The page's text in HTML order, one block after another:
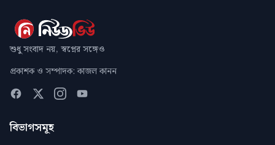
শুধু সংবাদ নয়, স্বপ্নের সঙ্গেও
প্রকাশক ও সম্পাদক: কাজল কানন
বিভাগসমূহ